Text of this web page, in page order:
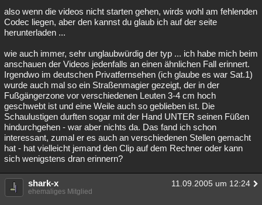
also wenn die videos nicht starten gehen, wirds wohl am fehlenden
Codec liegen, aber den kannst du glaub ich auf der seite
herunterladen ...
wie auch immer, sehr unglaubwürdig der typ ... ich habe mich beim
anschauen der Videos jedenfalls an einen ähnlichen Fall erinnert.
Irgendwo im deutschen Privatfernsehen (ich glaube es war Sat.1)
wurde auch mal so ein Straßenmagier gezeigt, der in der
Fußgängerzone vor verschiedenen Leuten 3-4 cm hoch
geschwebt ist und eine Weile auch so geblieben ist. Die
Schaulustigen durften sogar mit der Hand UNTER seinen Füßen
hindurchgehen - war aber nichts da. Das fand ich schon
interessant, zumal er es auch an verschiedenen Stellen gemacht
hat - hat vielleicht jemand den Clip auf dem Rechner oder kann
sich wenigstens dran erinnern?
shark-x 11.09.2005 um 12:24
ehemaliges Mitglied